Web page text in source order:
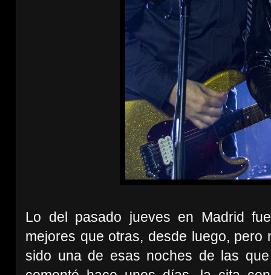
Lo del pasado jueves en Madrid
mejores que otras, desde luego,
sido una de esas noches de las